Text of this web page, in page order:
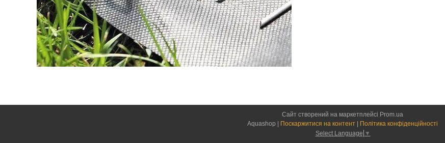
Сайт створений на маркетплейсі Prom.ua
Поскаржитися на контент
Політика конфіденційності
Select Language ▼